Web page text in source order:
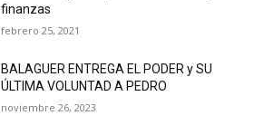
finanzas
febrero 25, 2021
BALAGUER ENTREGA EL PODER y SU
ÚLTIMA VOLUNTAD A PEDRO
noviembre 26, 2023